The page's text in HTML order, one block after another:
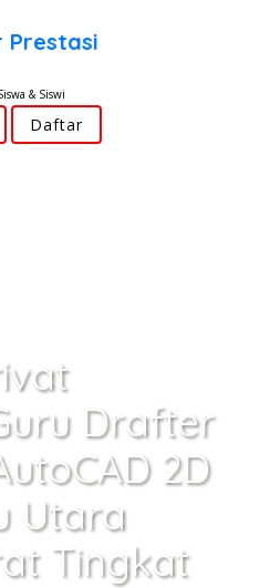
& Siswi
Daftar
Drafter
2D
Utara
Tingkat